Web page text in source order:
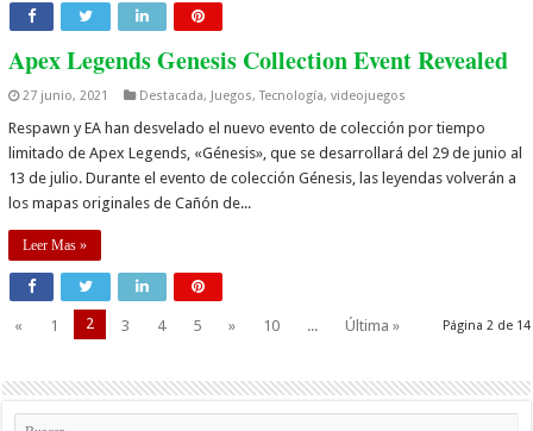
Apex Legends Genesis Collection Event Revealed
27 junio, 2021 Destacada, Juegos,Tecnología,videojuegos
Respawn y EA han desvelado el nuevo evento de colección por tiempo
limitado de Apex Legends, «Génesis», que se desarrollará del 29 de junio al
13 de julio. Durante el evento de colección Génesis, las leyendas volverán a
los mapas originales de Cañón de...
Leer Mas »
Página 2 de 14
« 1 2 3 4 5 » 10 ... Última »